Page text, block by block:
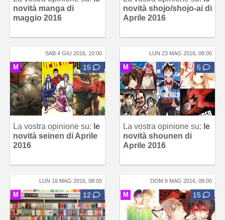
novità manga di
maggio 2016
novità shojo/shojo-ai di
Aprile 2016
SAB 4 GIU 2016, 10:00
M 15
La vostra opinione su: le
novità seinen di Aprile
2016
LUN 23 MAG 2016, 08:00
M 5
La vostra opinione su: le
novità shounen di
Aprile 2016
LUN 16 MAG 2016, 08:00
M 12
DOM 8 MAG 2016, 08:00
M 15